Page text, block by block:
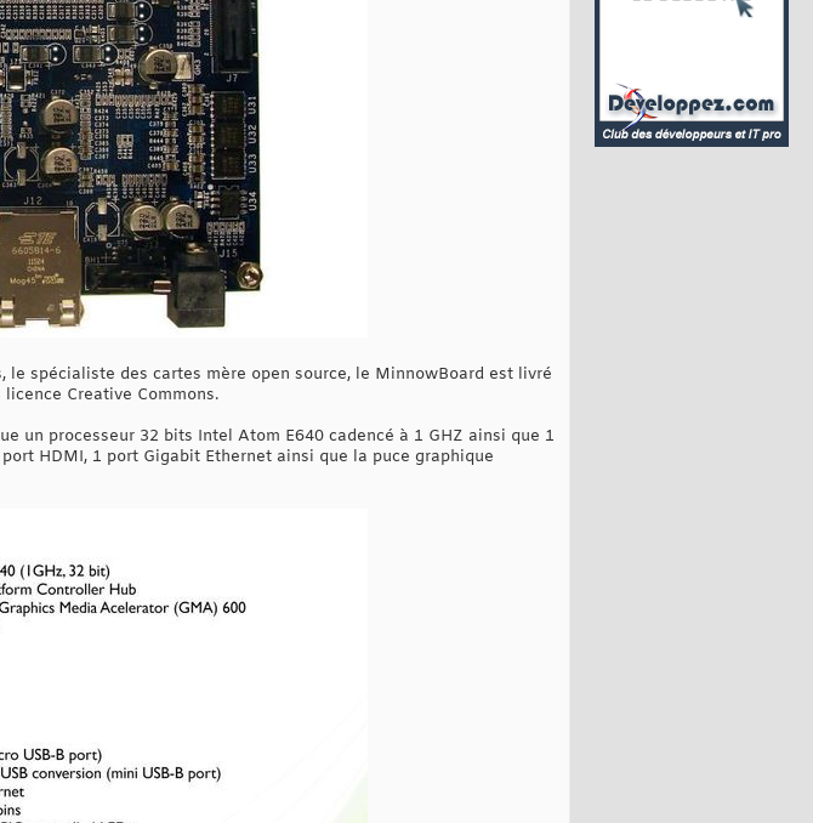
spécialiste des cartes mère open source, le MinnowBoard est livré
Creative Commons.
un processeur 32 bits Intel Atom E640 cadencé à 1 GHZ ainsi que 1
HDMI, 1 port Gigabit Ethernet ainsi que la puce graphique